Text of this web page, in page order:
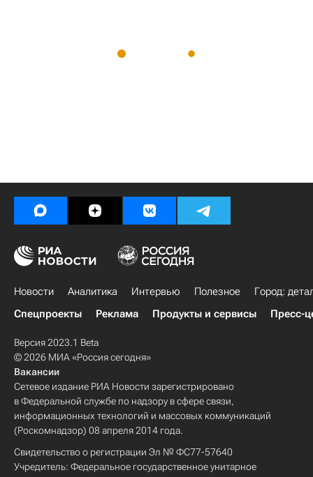
Новости Аналитика Интервью Полезное
Город:
Спецпроекты
Реклама Продукты и сервисы Пресс-
Версия 2023.1 Beta
© 2026 МИА «Россия сегодня»
Вакансии
Сетевое издание РИА Новости зарегистрировано
в Федеральной службе по надзору в сфере связи,
информационных технологий и массовых коммуникаций
(Роскомнадзор) 08 апреля 2014 года.
Свидетельство о регистрации Эл № ФС77-57640
Учредитель: Федеральное государственное унитарное